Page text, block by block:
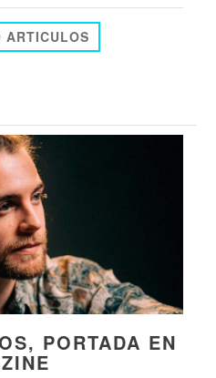
ARTICULOS
PORTADA EN